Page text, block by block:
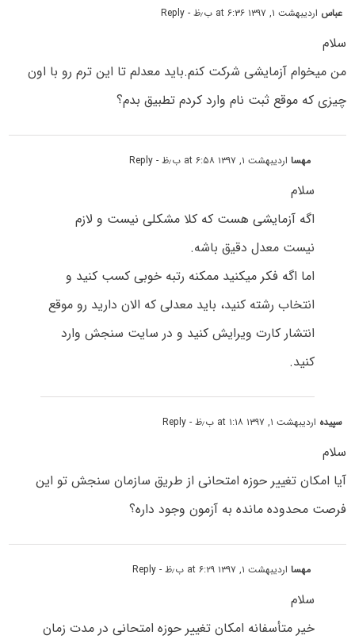
عباس اردیبهشت ۱, ۱۳۹۷ at ۶:۳۶ ب٫ظ - Reply
سلام
من میخوام آزمایشی شرکت کنم.باید معدلم تا این ترم رو با اون
چیزی که موقع ثبت نام وارد کردم تطبیق بدم؟
مهسااردیبهشت ۱, ۱۳۹۷ at ۶:۵۸ ب٫ظ - Reply
سلام
اگه آزمایشی هست که کلا مشکلی نیست و لازم
نیست معدل دقیق باشه.
اما اگه فکر میکنید ممکنه رتبه خوبی کسب کنید و
انتخاب رشته کنید، باید معدلی که الان دارید رو موقع
انتشار کارت ویرایش کنید و در سایت سنجش وارد
کنید.
سپیده اردیبهشت ۱, ۱۳۹۷ at ۱:۱۸ ب٫ظ - Reply
سلام
آیا امکان تغییر حوزه امتحانی از طریق سازمان سنجش تو این
فرصت محدوده مانده به آزمون وجود داره؟
مهسااردیبهشت ۱, ۱۳۹۷ at ۶:۲۹ ب٫ظ - Reply
سلام
خیر متأسفانه امکان تغییر حوزه امتحانی در مدت زمان